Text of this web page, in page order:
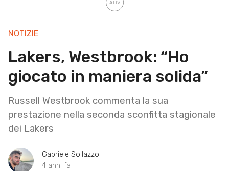
NOTIZIE
Lakers, Westbrook: “Ho
giocato in maniera solida”
Russell Westbrook commenta la sua
prestazione nella seconda sconfitta stagionale
dei Lakers
Gabriele Sollazzo
4 anni fa